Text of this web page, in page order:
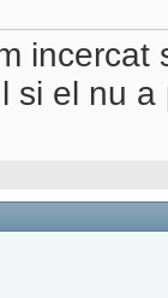
si el nu